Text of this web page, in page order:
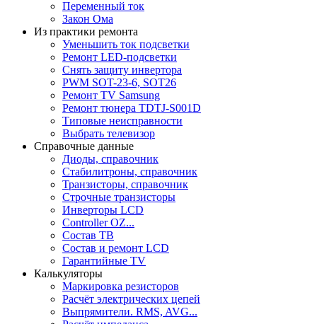
Переменный ток
Закон Ома
Из практики ремонта
Уменьшить ток подсветки
Ремонт LED-подсветки
Снять защиту инвертора
PWM SOT-23-6, SOT26
Ремонт TV Samsung
Ремонт тюнера TDTJ-S001D
Типовые неисправности
Выбрать телевизор
Справочные данные
Диоды, справочник
Стабилитроны, справочник
Транзисторы, справочник
Строчные транзисторы
Инверторы LCD
Controller OZ...
Состав ТВ
Состав и ремонт LCD
Гарантийные TV
Калькуляторы
Маркировка резисторов
Расчёт электрических цепей
Выпрямители. RMS, AVG...